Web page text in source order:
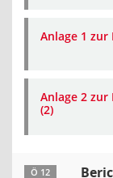
Anlage 1 zur
Anlage 2 zur
(2)
Ö 12